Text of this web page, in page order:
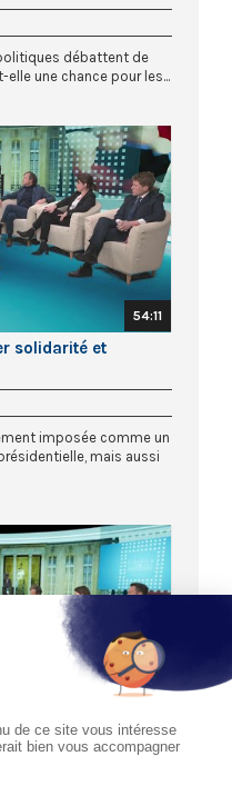
débattent de
elle une chance pour les...
54:11
solidarité et
imposée comme un
mais aussi
à la baisse ?